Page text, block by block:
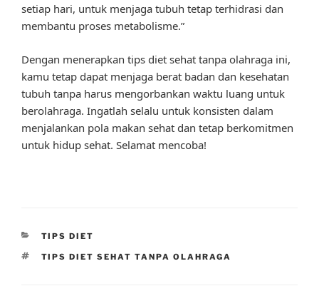
setiap hari, untuk menjaga tubuh tetap terhidrasi dan
membantu proses metabolisme.”
Dengan menerapkan tips diet sehat tanpa olahraga ini,
kamu tetap dapat menjaga berat badan dan kesehatan
tubuh tanpa harus mengorbankan waktu luang untuk
berolahraga. Ingatlah selalu untuk konsisten dalam
menjalankan pola makan sehat dan tetap berkomitmen
untuk hidup sehat. Selamat mencoba!
CATEGORIES
TIPS DIET
TAGS
TIPS DIET SEHAT TANPA OLAHRAGA